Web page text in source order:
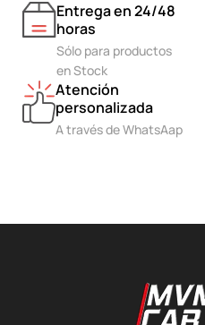
Entrega en 24/48
horas
Sólo para productos
en Stock
Atención
personalizada
A través de WhatsAap